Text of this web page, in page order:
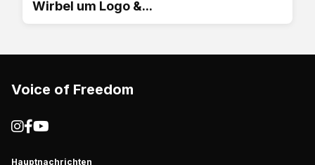
Wirbel um Logo &...
Voice of Freedom
Hauptnachrichten